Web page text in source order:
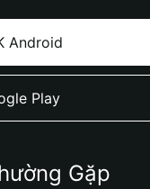
Android
Play
Gặp